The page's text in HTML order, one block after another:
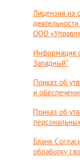
Лицензия на
ООО
Информация
Западный"
Приказ об
и
Приказ об
Бланк
обработку